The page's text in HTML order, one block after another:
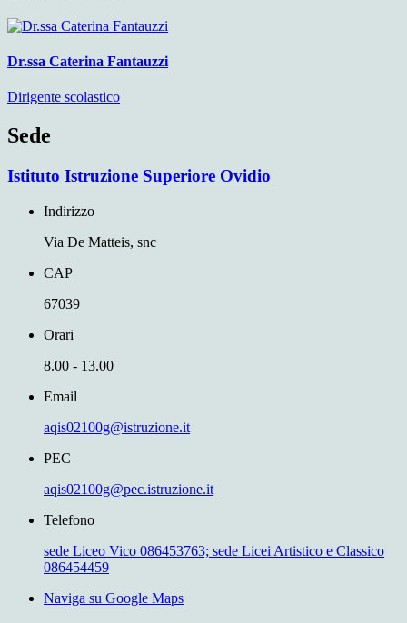
Dr.ssa Caterina Fantauzzi
Dirigente scolastico
Sede
Istituto Istruzione Superiore Ovidio
Indirizzo
Via De Matteis, snc
CAP
67039
Orari
8.00 - 13.00
Email
aqis02100g@istruzione.it
PEC
aqis02100g@pec.istruzione.it
Telefono
sede Liceo Vico 086453763; sede Licei Artistico e Classico
086454459
Naviga su Google Maps